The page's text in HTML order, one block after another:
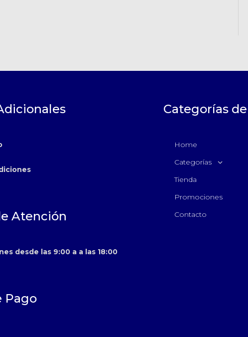
Atención
desde las 9:00 a a las 18:00
Pago
Categorías
Home
Categorías
Tienda
Promociones
Contacto